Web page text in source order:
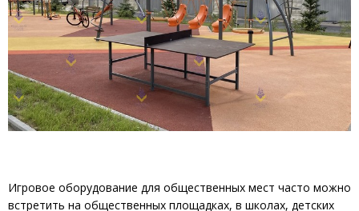
Игровое оборудование для общественных мест часто можно
встретить на общественных площадках, в школах, детских